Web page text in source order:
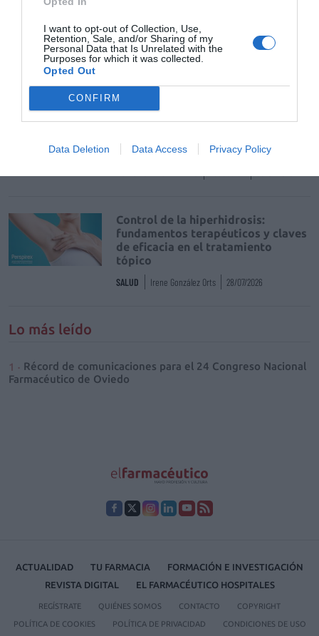
I want to opt-out of Collection, Use,
Retention, Sale, and/or Sharing of my
Personal Data that Is Unrelated with the
Purposes for which it was collected.
Opted Out
CONFIRM
Data Deletion Data Access Privacy Policy
La farmacia, un apoyo esencial en
el cuidado infantil
Nueva edición de Kardia Select
para decidir con criterio
Control de la hiperhidrosis:
fundamentos terapéuticos y claves
de eficacia en el tratamiento
tópico
SALUD Irene González Orts 28/07/2026
Lo más leído
Récord de comunicaciones para el 24 Congreso Nacional
Farmacéutico de Oviedo
ACTUALIDAD TU FARMACIA
FORMACIÓN E INVESTIGACIÓN
REVISTA DIGITAL
EL FARMACÉUTICO HOSPITALES
REGÍSTRATE QUIÉNES SOMOS CONTACTO COPYRIGHT
POLÍTICA DE COOKIES POLÍTICA DE PRIVACIDAD CONDICIONES DE USO